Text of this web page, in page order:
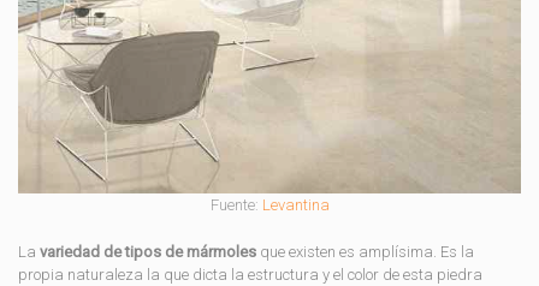
Fuente: Levantina
La variedad de tipos de mármoles que existen es amplísima. Es la
propia naturaleza la que dicta la estructura y el color de esta piedra